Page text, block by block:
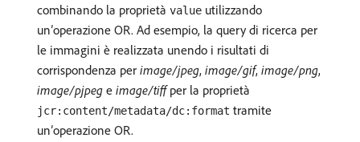
combinando la proprietà value utilizzando
un’operazione OR. Ad esempio, la query di ricerca per
le immagini è realizzata unendo i risultati di
corrispondenza per image/jpeg, image/gif, image/png,
image/pjpeg e image/tiffper la proprietà
jcr:content/metadata/dc:format tramite
un’operazione OR.